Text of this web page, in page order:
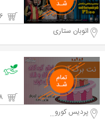
اتوبان ستاری
پردیس کوروش